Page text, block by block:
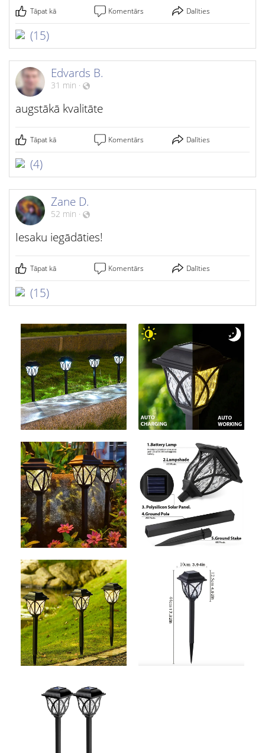
Tāpat kā Komentārs Dalīties
(15)
Edvards B.
31 min ·
augstākā kvalitāte
Tāpat kā Komentārs Dalīties
(4)
Zane D.
52 min ·
Iesaku iegādāties!
Tāpat kā Komentārs Dalīties
(15)